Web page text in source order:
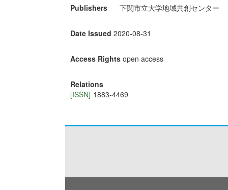
Publishers 下関市立大学地域共創センター
Date Issued 2020-08-31
Access Rights open access
Relations
[ISSN] 1883-4469